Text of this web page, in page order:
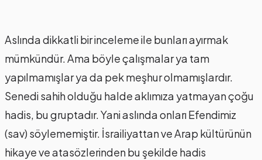
Aslında dikkatli bir inceleme ile bunları ayırmak
mümkündür. Ama böyle çalışmalar ya tam
yapılmamışlar ya da pek meşhur olmamışlardır.
Senedi sahih olduğu halde aklımıza yatmayan çoğu
hadis, bu gruptadır. Yani aslında onları Efendimiz
(sav) söylememiştir. İsrailiyattan ve Arap kültürünün
hikaye ve atasözlerinden bu şekilde hadis